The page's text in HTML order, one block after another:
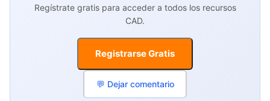
Regístrate gratis para acceder a todos los recursos
CAD.
Registrarse Gratis
💬 Dejar comentario